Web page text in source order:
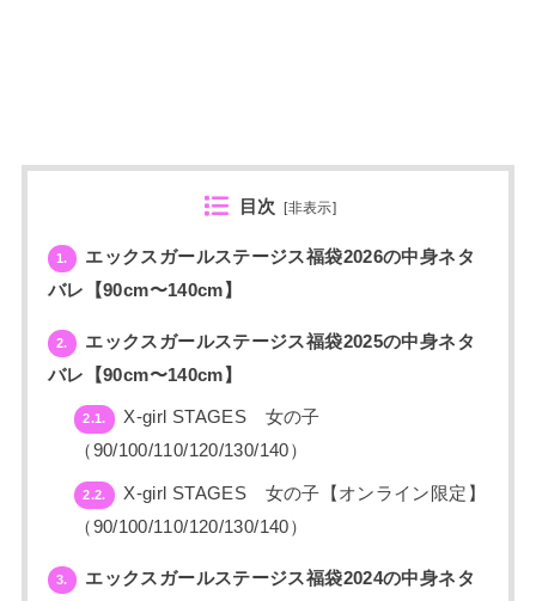
目次 [非表示]
1.
エックスガールステージス福袋2026の中身ネタ
バレ【90cm〜140cm】
2.
エックスガールステージス福袋2025の中身ネタ
バレ【90cm〜140cm】
2.1.
X-girl STAGES 女の子
（90/100/110/120/130/140）
2.2.
X-girl STAGES 女の子【オンライン限定】
（90/100/110/120/130/140）
3.
エックスガールステージス福袋2024の中身ネタ